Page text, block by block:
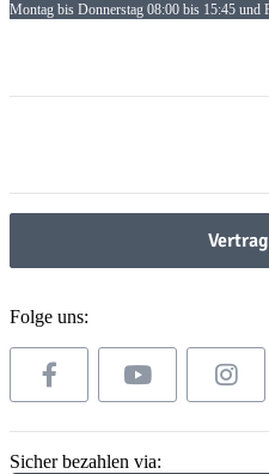
Montag bis Donnerstag 08:00 bis 15:45 und
Folge uns:
Sicher bezahlen via: